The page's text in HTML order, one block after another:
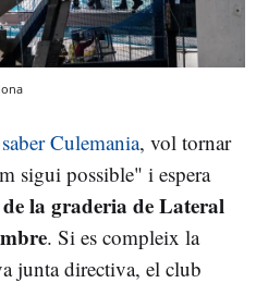
Culemania, vol tornar
sigui possible" i espera
la graderia de Lateral
. Si es compleix la
junta directiva, el club